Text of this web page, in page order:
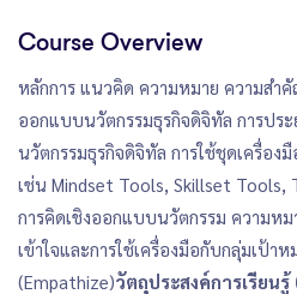
Course Overview
หลักการ แนวคิด ความหมาย ความสำ
ออกแบบนวัตกรรมธุรกิจดิจิทัล การปร
นวัตกรรมธุรกิจดิจิทัล การใช้ชุดเครื่อง
เช่น Mindset Tools, Skillset
การคิดเชิงออกแบบนวัตกรรม ความห
เข้าใจและการใช้เครื่องมือกับกลุ่มเป้าห
(Empathize)วัตถุประสงค์การเรียนรู้